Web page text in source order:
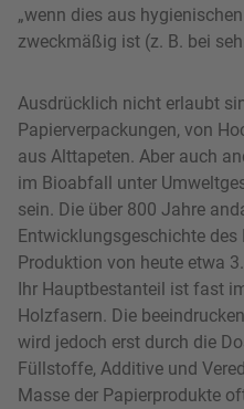
„wenn dies aus
zweckmäßig ist (z. B. bei
Ausdrücklich nicht erlaubt
Papierverpackungen, von
aus Alttapeten. Aber auch
im Bioabfall unter
sein. Die über 800 Jahre
Entwicklungsgeschichte
Produktion von heute etwa
Ihr Hauptbestanteil ist fast
Holzfasern. Die
wird jedoch erst durch die
Füllstoffe, Additive und
Masse der Papierprodukte